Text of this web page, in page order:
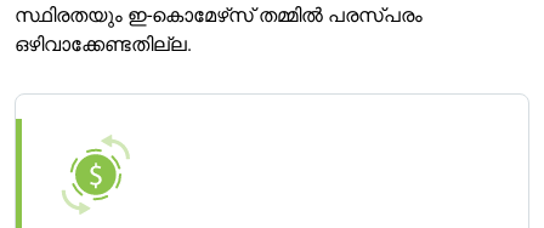
സ്ഥിരതയും ഇ-കൊമേഴ്‌സ് തമ്മിൽ പരസ്പരം
ഒഴിവാക്കേണ്ടതില്ല.